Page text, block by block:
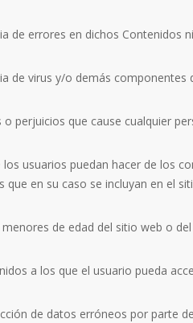
de errores en dichos Contenidos
de virus y/o demás componentes
o perjuicios que cause cualquier
los usuarios puedan hacer de los
que en su caso se incluyan en el
menores de edad del sitio web o
a los que el usuario pueda
de datos erróneos por parte